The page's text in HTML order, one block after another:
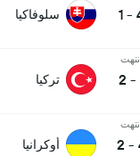
-
1 سلوفاكيا
-
2 تركيا
-
2 أوكرانيا